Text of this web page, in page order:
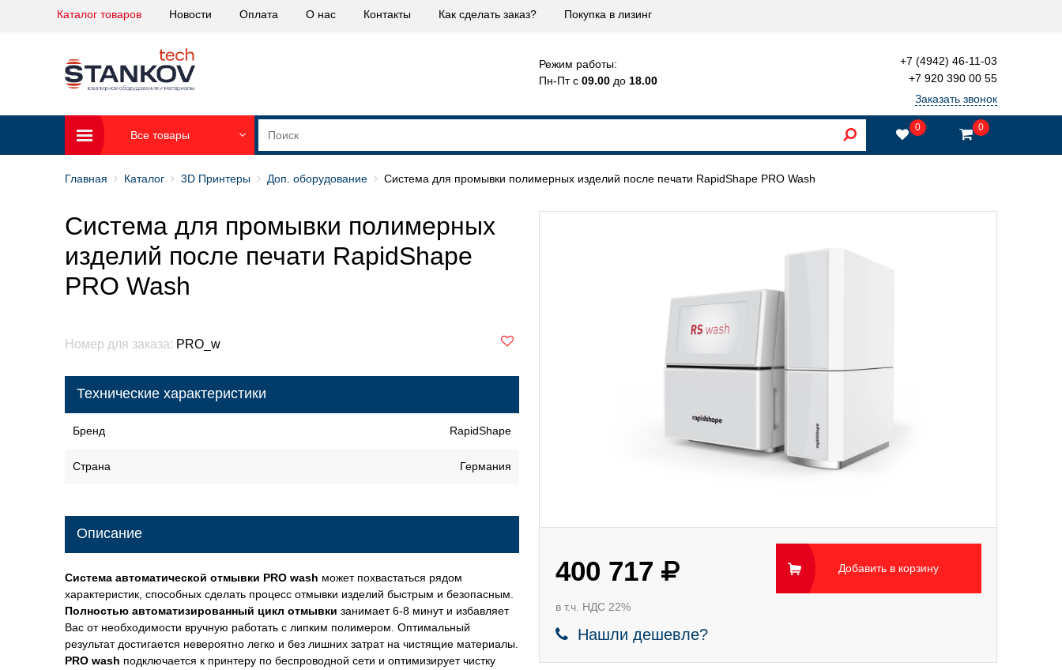
Каталог товаров Новости Оплата О нас Контакты Как сделать заказ? Покупка в лизинг
Режим работы:
Пн-Пт с 09.00 до 18.00
+7 (4942) 46-11-03
+7 920 390 00 55
Заказать звонок
Все товары
0 0
Главная Каталог 3D Принтеры Доп. оборудование Система для промывки полимерных изделий после печати RapidShape PRO Wash
400 717
в т.ч. НДС 22%
Добавить в корзину
Нашли дешевле?
Система для промывки полимерных
изделий после печати RapidShape
PRO Wash
Номер для заказа: PRO_w
Технические характеристики
Бренд RapidShape
Страна Германия
Описание
Система автоматической отмывки PRO wash может похвастаться рядом
характеристик, способных сделать процесс отмывки изделий быстрым и безопасным.
Полностью автоматизированный цикл отмывки занимает 6-8 минут и избавляет
Вас от необходимости вручную работать с липким полимером. Оптимальный
результат достигается невероятно легко и без лишних затрат на чистящие материалы.
PRO wash подключается к принтеру по беспроводной сети и оптимизирует чистку